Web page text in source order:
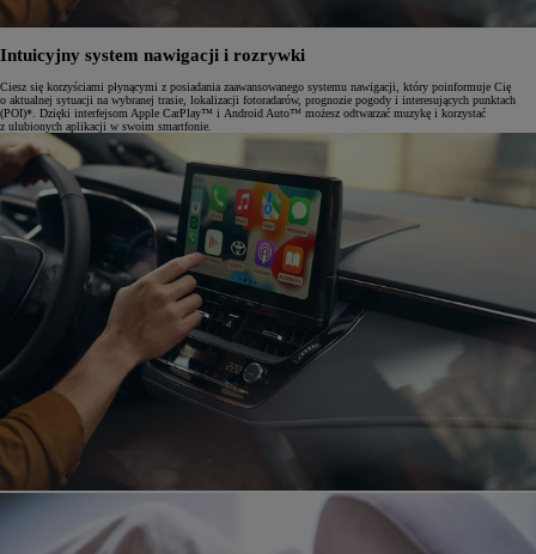
Intuicyjny system nawigacji i rozrywki
Ciesz się korzyściami płynącymi z posiadania zaawansowanego systemu nawigacji, który poinformuje Cię
o aktualnej sytuacji na wybranej trasie, lokalizacji fotoradarów, prognozie pogody i interesujących punktach
(POI)*. Dzięki interfejsom Apple CarPlay™ i Android Auto™ możesz odtwarzać muzykę i korzystać
z ulubionych aplikacji w swoim smartfonie.